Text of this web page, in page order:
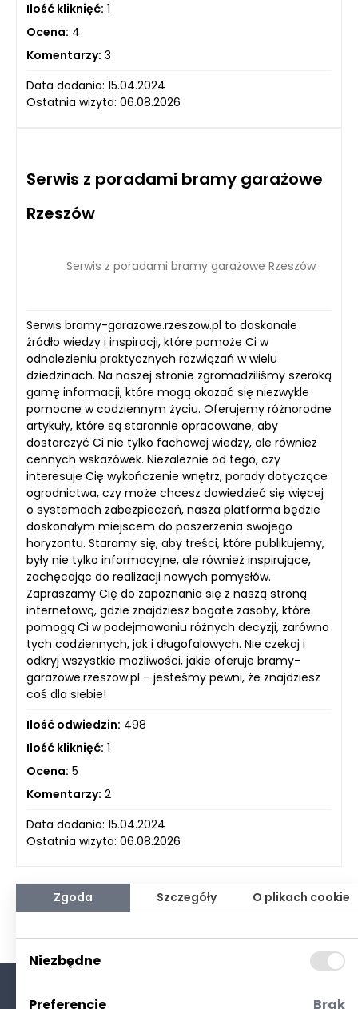
Ilość kliknięć: 1
Ocena: 4
Komentarzy: 3
Data dodania: 15.04.2024
Ostatnia wizyta: 06.08.2026
Serwis z poradami bramy garażowe
Rzeszów
Serwis z poradami bramy garażowe Rzeszów
Serwis bramy-garazowe.rzeszow.pl to doskonałe
źródło wiedzy i inspiracji, które pomoże Ci w
odnalezieniu praktycznych rozwiązań w wielu
dziedzinach. Na naszej stronie zgromadziliśmy szeroką
gamę informacji, które mogą okazać się niezwykle
pomocne w codziennym życiu. Oferujemy różnorodne
artykuły, które są starannie opracowane, aby
dostarczyć Ci nie tylko fachowej wiedzy, ale również
cennych wskazówek. Niezależnie od tego, czy
interesuje Cię wykończenie wnętrz, porady dotyczące
ogrodnictwa, czy może chcesz dowiedzieć się więcej
o systemach zabezpieczeń, nasza platforma będzie
doskonałym miejscem do poszerzenia swojego
horyzontu. Staramy się, aby treści, które publikujemy,
były nie tylko informacyjne, ale również inspirujące,
zachęcając do realizacji nowych pomysłów.
Zapraszamy Cię do zapoznania się z naszą stroną
internetową, gdzie znajdziesz bogate zasoby, które
pomogą Ci w podejmowaniu różnych decyzji, zarówno
tych codziennych, jak i długofalowych. Nie czekaj i
odkryj wszystkie możliwości, jakie oferuje bramy-
garazowe.rzeszow.pl – jesteśmy pewni, że znajdziesz
coś dla siebie!
Ilość odwiedzin: 498
Ilość kliknięć: 1
Ocena: 5
Komentarzy: 2
Data dodania: 15.04.2024
Ostatnia wizyta: 06.08.2026
Zgoda Szczegóły O plikach cookie
Niezbędne
Preferencje Brak